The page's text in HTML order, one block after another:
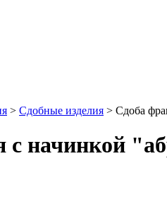
> Сдобные изделия > Сдоба
с начинкой